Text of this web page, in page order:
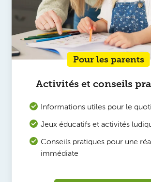
Pour les parents
Activités et conseils
Informations utiles pour le
Jeux éducatifs et activités
Conseils pratiques pour une
immédiate